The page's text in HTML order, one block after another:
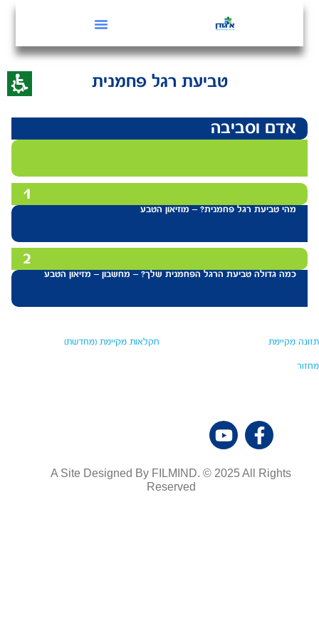
טביעת רגל פחמנית
אדם וסביבה
1
מהי טביעת רגל פחמנית? – מוזיאון הטבע
2
כמה גדולה טביעת הרגל הפחמנית שלך? – מחשבון – מזיאון הטבע
תזונה מקיימת חקלאות מקיימת (מחדשת)
מחזור
A Site Designed By FILMIND. © 2025 All Rights
Reserved